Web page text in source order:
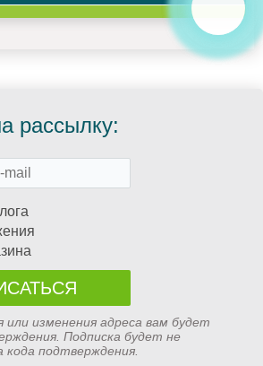
рассылку:
или изменения адреса вам будет
Подписка будет не
кода подтверждения.